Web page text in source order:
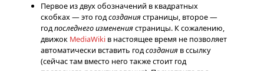
Первое из двух обозначений в квадратных
скобках — это годсозданиястраницы, второе —
годпоследнего изменениястраницы. К сожалению,
движок MediaWikiв настоящее время не позволяет
автоматически вставить годсозданияв ссылку
(сейчас там вместо него также стоит год